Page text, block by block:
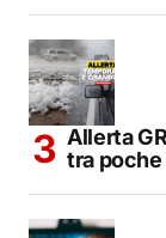
Allerta
tra poche